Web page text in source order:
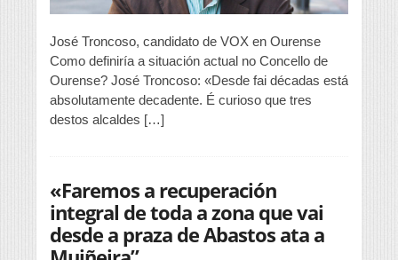
José Troncoso, candidato de VOX en Ourense
Como definiría a situación actual no Concello de
Ourense? José Troncoso: «Desde fai décadas está
absolutamente decadente. É curioso que tres
destos alcaldes […]
«Faremos a recuperación
integral de toda a zona que vai
desde a praza de Abastos ata a